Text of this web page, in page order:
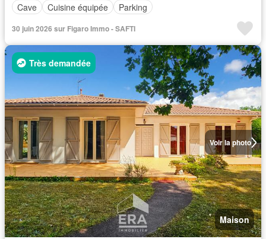
Cave
Cuisine équipée Parking
30 juin 2026 sur Figaro Immo - SAFTI
Voir la photo
Très demandée
Maison